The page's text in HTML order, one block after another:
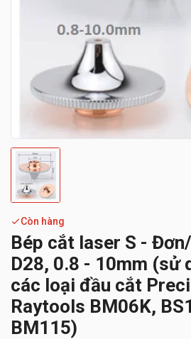
Còn hàng
Bép cắt laser S -
D28, 0.8 - 10mm (sử
các loại đầu cắt
Raytools BM06K,
BM115)